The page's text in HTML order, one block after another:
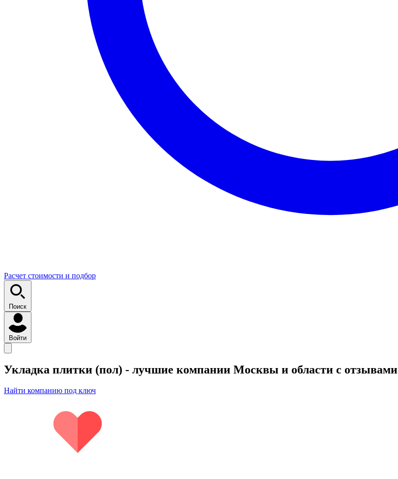
Расчет стоимости и подбор
Поиск
Войти
Укладка плитки (пол) - лучшие компании Москвы и области с отзывами
Найти компанию под ключ